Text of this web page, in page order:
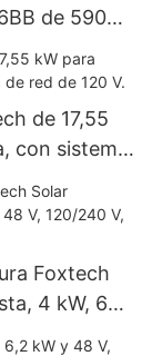
de 590
con
de 17,55
con sistema
Foxtech
4 kW, 6
la red.